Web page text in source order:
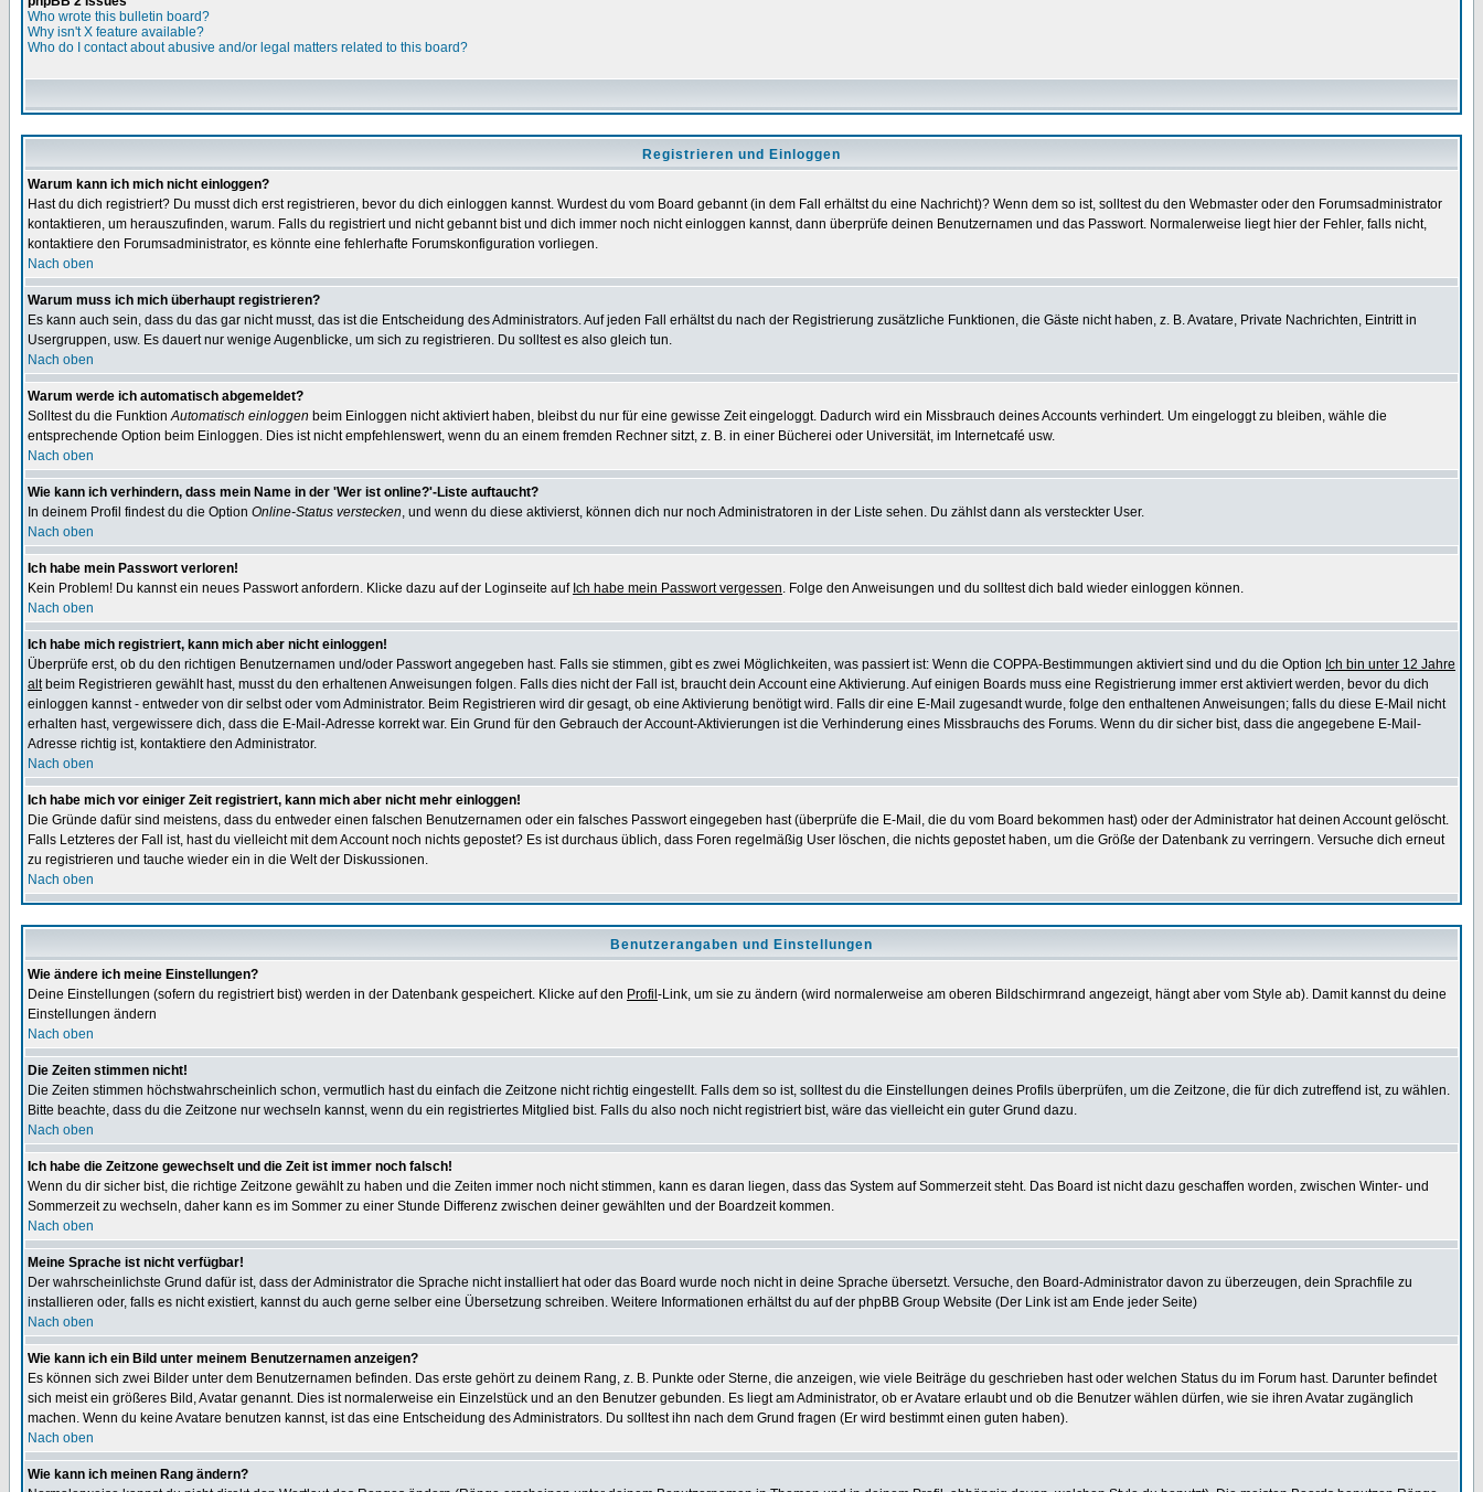
Who wrote this bulletin board?
Why isn't X feature available?
Who do I contact about abusive and/or legal matters related to this board?
Registrieren und Einloggen
Warum kann ich mich nicht einloggen?
Hast du dich registriert? Du musst dich erst registrieren, bevor du dich einloggen kannst. Wurdest du vom Board gebannt (in dem Fall erhältst du eine Nachricht)? Wenn dem so ist, solltest du den Webmaster oder den Forumsadministrator
kontaktieren, um herauszufinden, warum. Falls du registriert und nicht gebannt bist und dich immer noch nicht einloggen kannst, dann überprüfe deinen Benutzernamen und das Passwort. Normalerweise liegt hier der Fehler, falls nicht,
kontaktiere den Forumsadministrator, es könnte eine fehlerhafte Forumskonfiguration vorliegen.
Nach oben
Warum muss ich mich überhaupt registrieren?
Es kann auch sein, dass du das gar nicht musst, das ist die Entscheidung des Administrators. Auf jeden Fall erhältst du nach der Registrierung zusätzliche Funktionen, die Gäste nicht haben, z. B. Avatare, Private Nachrichten, Eintritt in
Usergruppen, usw. Es dauert nur wenige Augenblicke, um sich zu registrieren. Du solltest es also gleich tun.
Nach oben
Warum werde ich automatisch abgemeldet?
Solltest du die FunktionAutomatisch einloggen beim Einloggen nicht aktiviert haben, bleibst du nur für eine gewisse Zeit eingeloggt. Dadurch wird ein Missbrauch deines Accounts verhindert. Um eingeloggt zu bleiben, wähle die
entsprechende Option beim Einloggen. Dies ist nicht empfehlenswert, wenn du an einem fremden Rechner sitzt, z. B. in einer Bücherei oder Universität, im Internetcafé usw.
Nach oben
Wie kann ich verhindern, dass mein Name in der 'Wer ist online?'-Liste auftaucht?
In deinem Profil findest du die Option Online-Status verstecken, und wenn du diese aktivierst, können dich nur noch Administratoren in der Liste sehen. Du zählst dann als versteckter User.
Nach oben
Ich habe mein Passwort verloren!
Kein Problem! Du kannst ein neues Passwort anfordern. Klicke dazu auf der Loginseite auf Ich habe mein Passwort vergessen. Folge den Anweisungen und du solltest dich bald wieder einloggen können.
Nach oben
Ich habe mich registriert, kann mich aber nicht einloggen!
Überprüfe erst, ob du den richtigen Benutzernamen und/oder Passwort angegeben hast. Falls sie stimmen, gibt es zwei Möglichkeiten, was passiert ist: Wenn die COPPA-Bestimmungen aktiviert sind und du die Option Ich bin unter 12 Jahre
altbeim Registrieren gewählt hast, musst du den erhaltenen Anweisungen folgen. Falls dies nicht der Fall ist, braucht dein Account eine Aktivierung. Auf einigen Boards muss eine Registrierung immer erst aktiviert werden, bevor du dich
einloggen kannst - entweder von dir selbst oder vom Administrator. Beim Registrieren wird dir gesagt, ob eine Aktivierung benötigt wird. Falls dir eine E-Mail zugesandt wurde, folge den enthaltenen Anweisungen; falls du diese E-Mail nicht
erhalten hast, vergewissere dich, dass die E-Mail-Adresse korrekt war. Ein Grund für den Gebrauch der Account-Aktivierungen ist die Verhinderung eines Missbrauchs des Forums. Wenn du dir sicher bist, dass die angegebene E-Mail-
Adresse richtig ist, kontaktiere den Administrator.
Nach oben
Ich habe mich vor einiger Zeit registriert, kann mich aber nicht mehr einloggen!
Die Gründe dafür sind meistens, dass du entweder einen falschen Benutzernamen oder ein falsches Passwort eingegeben hast (überprüfe die E-Mail, die du vom Board bekommen hast) oder der Administrator hat deinen Account gelöscht.
Falls Letzteres der Fall ist, hast du vielleicht mit dem Account noch nichts gepostet? Es ist durchaus üblich, dass Foren regelmäßig User löschen, die nichts gepostet haben, um die Größe der Datenbank zu verringern. Versuche dich erneut
zu registrieren und tauche wieder ein in die Welt der Diskussionen.
Nach oben
Benutzerangaben und Einstellungen
Wie ändere ich meine Einstellungen?
Deine Einstellungen (sofern du registriert bist) werden in der Datenbank gespeichert. Klicke auf den Profil -Link, um sie zu ändern (wird normalerweise am oberen Bildschirmrand angezeigt, hängt aber vom Style ab). Damit kannst du deine
Einstellungen ändern
Nach oben
Die Zeiten stimmen nicht!
Die Zeiten stimmen höchstwahrscheinlich schon, vermutlich hast du einfach die Zeitzone nicht richtig eingestellt. Falls dem so ist, solltest du die Einstellungen deines Profils überprüfen, um die Zeitzone, die für dich zutreffend ist, zu wählen.
Bitte beachte, dass du die Zeitzone nur wechseln kannst, wenn du ein registriertes Mitglied bist. Falls du also noch nicht registriert bist, wäre das vielleicht ein guter Grund dazu.
Nach oben
Ich habe die Zeitzone gewechselt und die Zeit ist immer noch falsch!
Wenn du dir sicher bist, die richtige Zeitzone gewählt zu haben und die Zeiten immer noch nicht stimmen, kann es daran liegen, dass das System auf Sommerzeit steht. Das Board ist nicht dazu geschaffen worden, zwischen Winter- und
Sommerzeit zu wechseln, daher kann es im Sommer zu einer Stunde Differenz zwischen deiner gewählten und der Boardzeit kommen.
Nach oben
Meine Sprache ist nicht verfügbar!
Der wahrscheinlichste Grund dafür ist, dass der Administrator die Sprache nicht installiert hat oder das Board wurde noch nicht in deine Sprache übersetzt. Versuche, den Board-Administrator davon zu überzeugen, dein Sprachfile zu
installieren oder, falls es nicht existiert, kannst du auch gerne selber eine Übersetzung schreiben. Weitere Informationen erhältst du auf der phpBB Group Website (Der Link ist am Ende jeder Seite)
Nach oben
Wie kann ich ein Bild unter meinem Benutzernamen anzeigen?
Es können sich zwei Bilder unter dem Benutzernamen befinden. Das erste gehört zu deinem Rang, z. B. Punkte oder Sterne, die anzeigen, wie viele Beiträge du geschrieben hast oder welchen Status du im Forum hast. Darunter befindet
sich meist ein größeres Bild, Avatar genannt. Dies ist normalerweise ein Einzelstück und an den Benutzer gebunden. Es liegt am Administrator, ob er Avatare erlaubt und ob die Benutzer wählen dürfen, wie sie ihren Avatar zugänglich
machen. Wenn du keine Avatare benutzen kannst, ist das eine Entscheidung des Administrators. Du solltest ihn nach dem Grund fragen (Er wird bestimmt einen guten haben).
Nach oben
Wie kann ich meinen Rang ändern?